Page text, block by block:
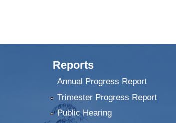
Reports
Annual Progress Report
Trimester Progress Report
Public Hearing